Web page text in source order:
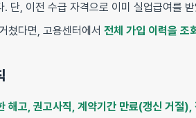
단, 이전 수급 자격으로 이미 실업급여를
쳤다면, 고용센터에서 전체 가입 이력을 조회
해고, 권고사직, 계약기간 만료(갱신 거절),